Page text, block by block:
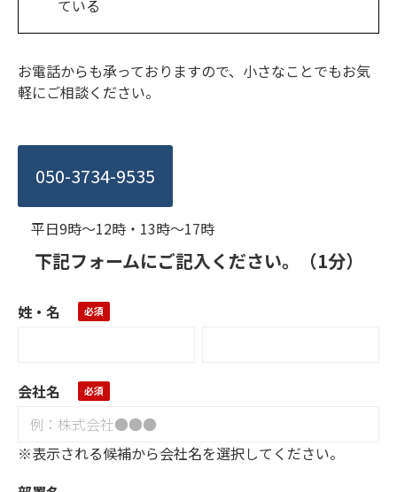
ている
お電話からも承っておりますので、⼩さなことでもお気
軽にご相談ください。
050-3734-9535
平⽇9時〜12時・13時〜17時
下記フォームにご記入ください。（1分）
姓・名
会社名
※表示される候補から会社名を選択してください。